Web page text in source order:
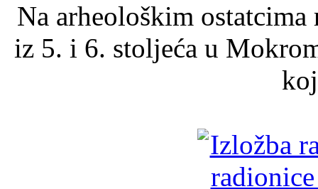
Na arheološkim
iz 5. i 6. stoljeća u